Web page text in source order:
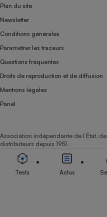
Plan du site
Newsletter
Conditions générales
Paramétrer les traceurs
Questions fréquentes
Droits de reproduction et de diffusion
Mentions légales
Panel
Association indépendante de l’État,
distributeurs depuis 1951.
Tests Actus